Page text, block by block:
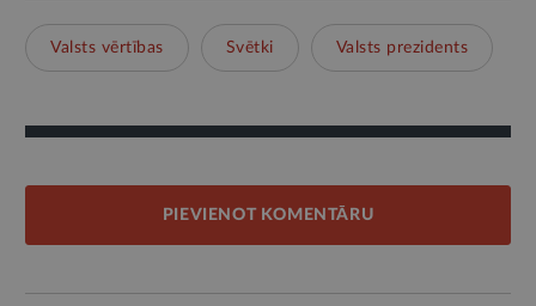
Valsts vērtības Svētki Valsts prezidents
PIEVIENOT KOMENTĀRU